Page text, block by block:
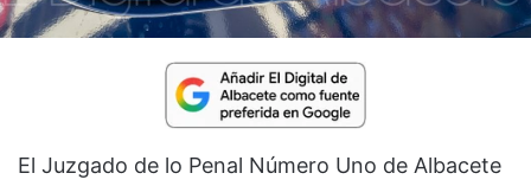
El Juzgado de lo Penal Número Uno de Albacete